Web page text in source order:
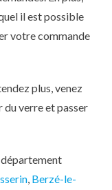
il est possible
votre commande
plus, venez
du verre et passer
, Berzé-le-